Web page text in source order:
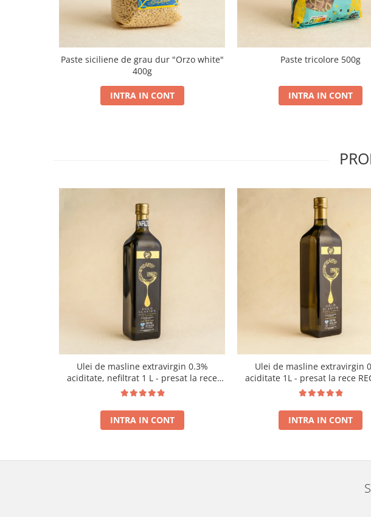
Paste siciliene de grau dur "Orzo white"
400g
INTRA IN CONT
Paste tricolore 500g
INTRA IN CONT
Ulei de masline extravirgin 0.3%
aciditate, nefiltrat 1 L - presat la rece
RECOLTA NOUA
INTRA IN CONT
Ulei de masline extravirgin
aciditate 1L - presat la rece
NOUA
INTRA IN CONT